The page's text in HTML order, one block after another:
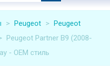
> Peugeot > Peugeot
Peugeot Partner B9 (2008-
- OEM стиль